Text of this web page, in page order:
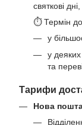
святкові
⏱ Термін
у
у
та
Тарифи
Нова